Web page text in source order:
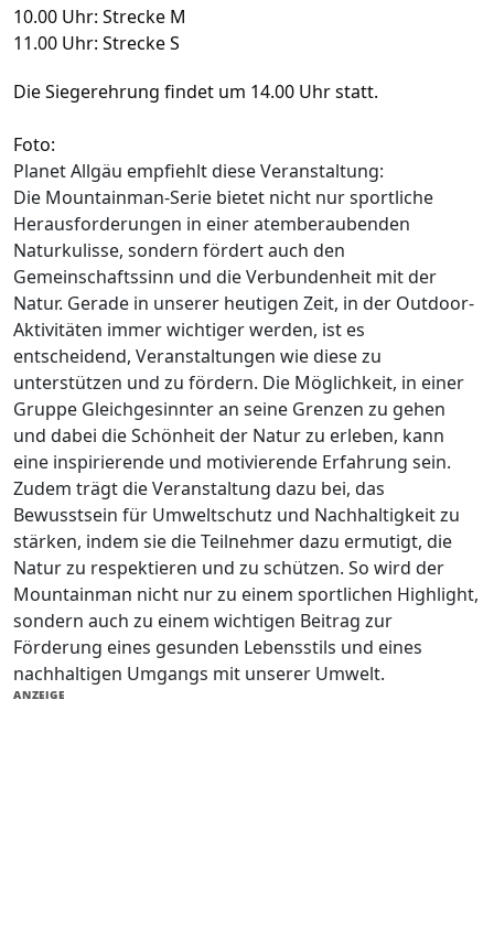
10.00 Uhr: Strecke M
11.00 Uhr: Strecke S
Die Siegerehrung findet um 14.00 Uhr statt.
Foto:
Planet Allgäu empfiehlt diese Veranstaltung:
Die Mountainman-Serie bietet nicht nur sportliche
Herausforderungen in einer atemberaubenden
Naturkulisse, sondern fördert auch den
Gemeinschaftssinn und die Verbundenheit mit der
Natur. Gerade in unserer heutigen Zeit, in der Outdoor-
Aktivitäten immer wichtiger werden, ist es
entscheidend, Veranstaltungen wie diese zu
unterstützen und zu fördern. Die Möglichkeit, in einer
Gruppe Gleichgesinnter an seine Grenzen zu gehen
und dabei die Schönheit der Natur zu erleben, kann
eine inspirierende und motivierende Erfahrung sein.
Zudem trägt die Veranstaltung dazu bei, das
Bewusstsein für Umweltschutz und Nachhaltigkeit zu
stärken, indem sie die Teilnehmer dazu ermutigt, die
Natur zu respektieren und zu schützen. So wird der
Mountainman nicht nur zu einem sportlichen Highlight,
sondern auch zu einem wichtigen Beitrag zur
Förderung eines gesunden Lebensstils und eines
nachhaltigen Umgangs mit unserer Umwelt.
ANZEIGE